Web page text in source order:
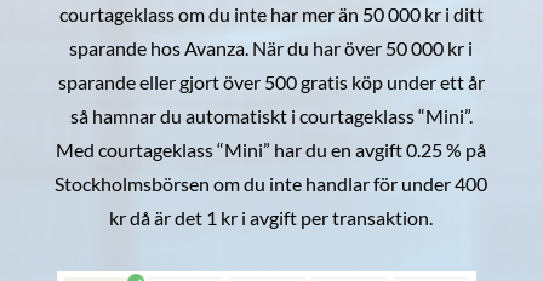
courtageklass om du inte har mer än 50 000 kr i ditt
sparande hos Avanza. När du har över 50 000 kr i
sparande eller gjort över 500 gratis köp under ett år
så hamnar du automatiskt i courtageklass “Mini”.
Med courtageklass “Mini” har du en avgift 0.25 % på
Stockholmsbörsen om du inte handlar för under 400
kr då är det 1 kr i avgift per transaktion.